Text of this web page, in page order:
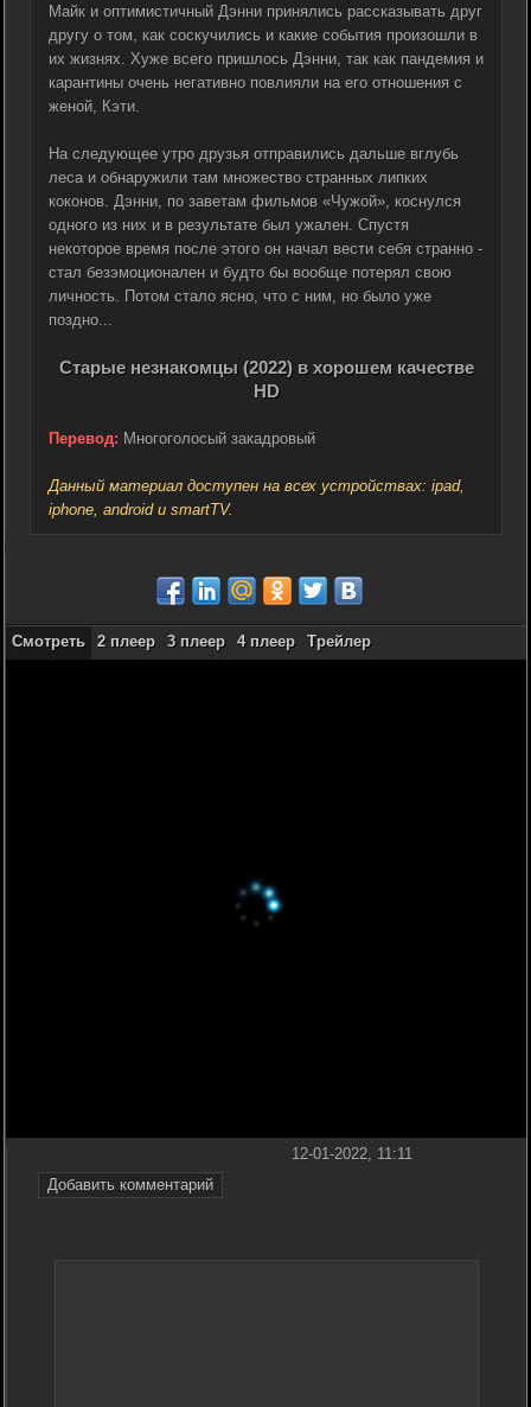
Майк и оптимистичный Дэнни принялись рассказывать друг
другу о том, как соскучились и какие события произошли в
их жизнях. Хуже всего пришлось Дэнни, так как пандемия и
карантины очень негативно повлияли на его отношения с
женой, Кэти.
На следующее утро друзья отправились дальше вглубь
леса и обнаружили там множество странных липких
коконов. Дэнни, по заветам фильмов «Чужой», коснулся
одного из них и в результате был ужален. Спустя
некоторое время после этого он начал вести себя странно -
стал безэмоционален и будто бы вообще потерял свою
личность. Потом стало ясно, что с ним, но было уже
поздно...
Старые незнакомцы (2022) в хорошем качестве
HD
Перевод: Многоголосый закадровый
Данный материал доступен на всех устройствах: ipad,
iphone, android и smartTV.
Смотреть 2 плеер 3 плеер 4 плеер Трейлер
Добавить комментарий
12-01-2022, 11:11